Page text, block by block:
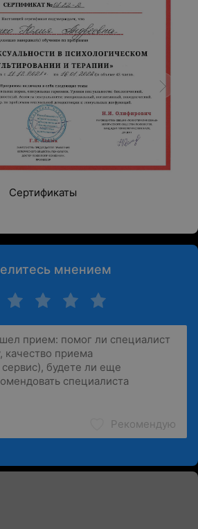
Сертификаты
мнением
Рекомендую